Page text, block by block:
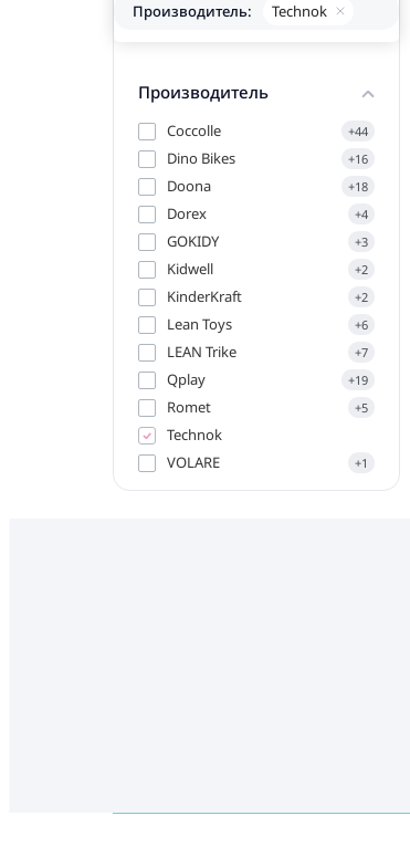
Производитель: Technok
Производитель
Coccolle +44
Dino Bikes +16
Doona +18
Dorex +4
GOKIDY +3
Kidwell +2
KinderKraft +2
Lean Toys +6
LEAN Trike +7
Qplay +19
Romet +5
Technok
VOLARE
+1